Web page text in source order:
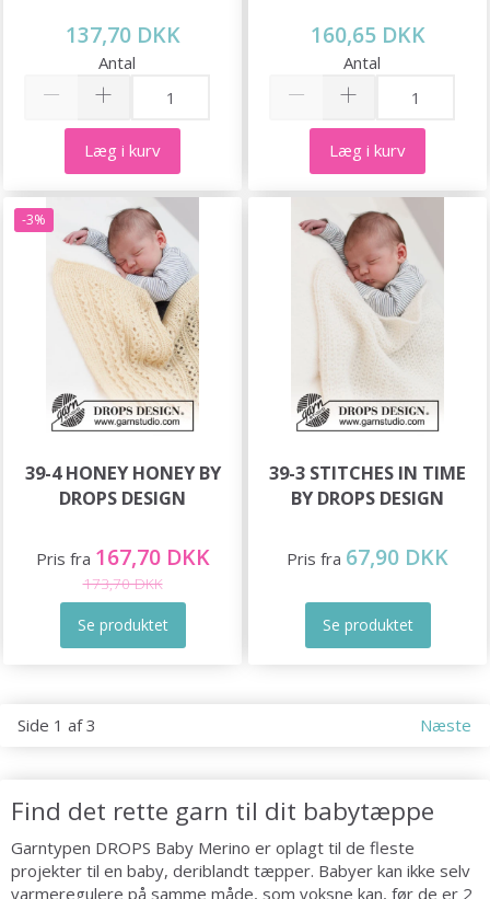
137,70 DKK
Antal
Læg i kurv
160,65 DKK
Antal
Læg i kurv
-3%
39-4 HONEY HONEY BY
DROPS DESIGN
Pris fra 167,70 DKK
173,70 DKK
Se produktet
39-3 STITCHES IN TIME
BY DROPS DESIGN
Pris fra 67,90 DKK
Se produktet
Side 1 af 3 Næste
Find det rette garn til dit babytæppe
Garntypen DROPS Baby Merino er oplagt til de fleste
projekter til en baby, deriblandt tæpper. Babyer kan ikke selv
varmeregulere på samme måde, som voksne kan, før de er 2